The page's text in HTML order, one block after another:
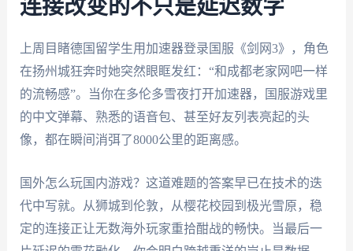
连接改变的不只是延迟数字
上周目睹德国留学生用加速器登录国服《剑网3》，角色
在扬州城狂奔时她突然眼眶发红：“和成都老家网吧一样
的流畅感”。当你在多伦多雪夜打开加速器，国服游戏里
的中文弹幕、熟悉的语音包、甚至好友列表亮起的头
像，都在瞬间消弭了8000公里的距离感。
国外怎么玩国内游戏？这道难题的答案早已在技术的迭
代中写就。从狮城到伦敦，从樱花校园到极光雪原，稳
定的连接正让无数海外玩家重拾酣战的畅快。当最后一